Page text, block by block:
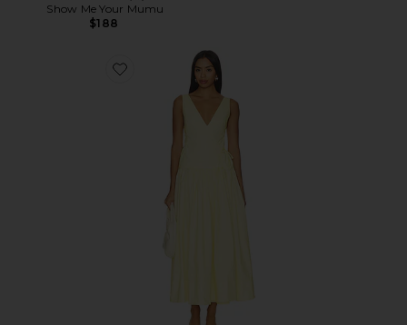
Show Me Your Mumu
$188
Favorite ANITA ドレス